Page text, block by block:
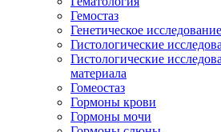
Гемостаз
Генетическое исследование
Гистологические
Гистологические
материала
Гомеостаз
Гормоны крови
Гормоны мочи